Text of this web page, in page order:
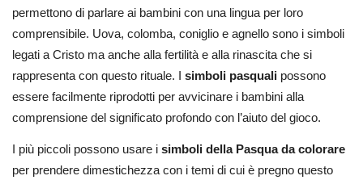
permettono di parlare ai bambini con una lingua per loro
comprensibile. Uova, colomba, coniglio e agnello sono i simboli
legati a Cristo ma anche alla fertilità e alla rinascita che si
rappresenta con questo rituale. I simboli pasquali possono
essere facilmente riprodotti per avvicinare i bambini alla
comprensione del significato profondo con l’aiuto del gioco.
I più piccoli possono usare i simboli della Pasqua da colorare
per prendere dimestichezza con i temi di cui è pregno questo